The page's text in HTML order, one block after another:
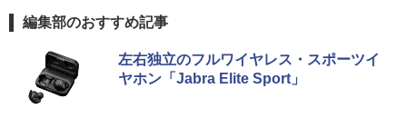
編集部のおすすめ記事
左右独立のフルワイヤレス・スポーツイ
ヤホン「Jabra Elite Sport」